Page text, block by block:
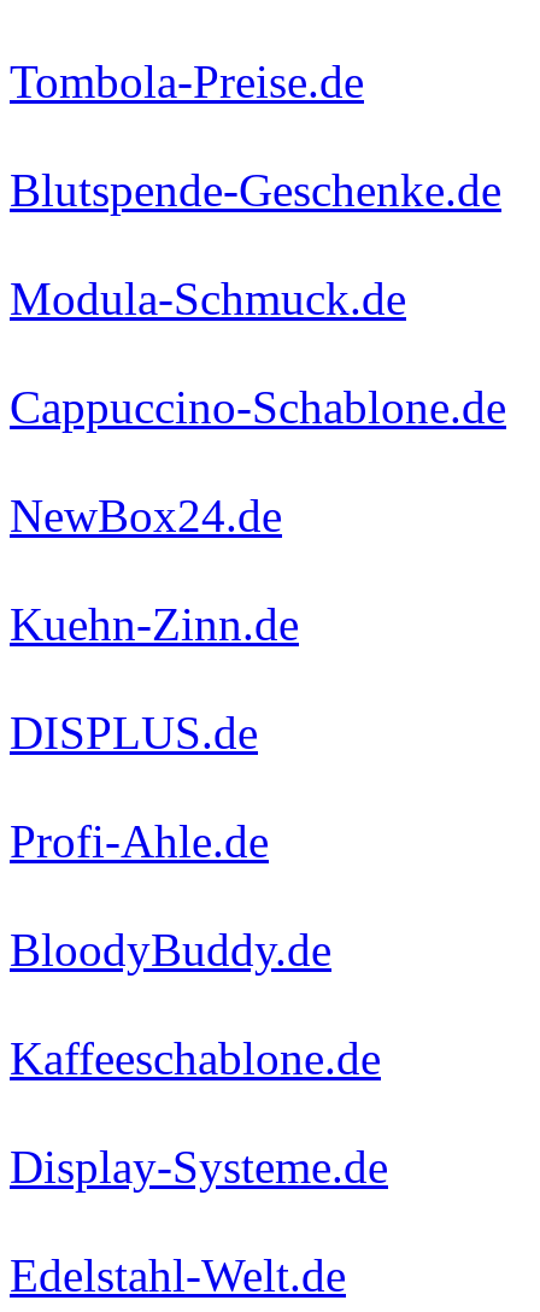
Tombola-Preise.de
Blutspende-Geschenke.de
Modula-Schmuck.de
Cappuccino-Schablone.de
NewBox24.de
Kuehn-Zinn.de
DISPLUS.de
Profi-Ahle.de
BloodyBuddy.de
Kaffeeschablone.de
Display-Systeme.de
Edelstahl-Welt.de